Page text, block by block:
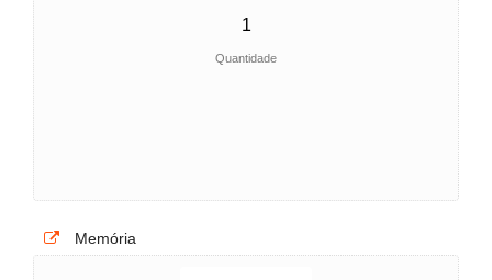
Quantidade
Memória